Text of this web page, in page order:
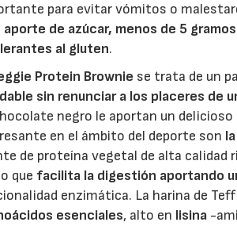
para evitar vómitos o
aporte de azúcar, menos de 5
al gluten.
Protein Brownie se trata de un
sin renunciar a los placeres de
negro le aportan un
en el ámbito del deporte son
de proteína vegetal de alta calidad
que facilita la digestión aportando
enzimática. La harina de Teff
esenciales, alto en lisina -